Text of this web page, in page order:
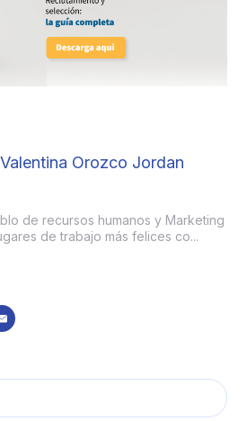
Orozco Jordan
de recursos humanos y Marketing
de trabajo más felices co...